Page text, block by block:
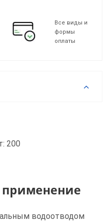
Все виды и
формы
оплаты
200
водоотводом